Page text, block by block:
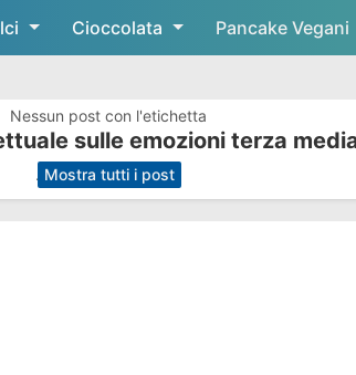
Skip to main
Cioccolata Pancake Vegani
Nessun post con l'etichetta
sulle emozioni terza
. Mostra tutti i post